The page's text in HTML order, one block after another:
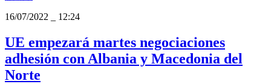
16/07/2022
12:24
UE empezará martes negociaciones
adhesión con Albania y Macedonia del
Norte